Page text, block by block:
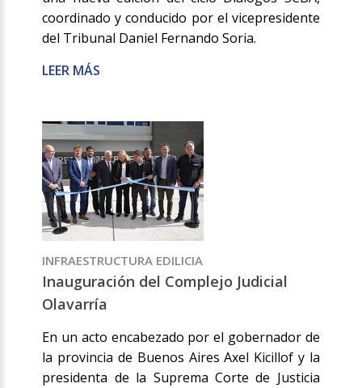
coordinado y conducido por el vicepresidente
del Tribunal Daniel Fernando Soria.
LEER MÁS
INFRAESTRUCTURA EDILICIA
Inauguración del Complejo Judicial
Olavarría
En un acto encabezado por el gobernador de
la provincia de Buenos Aires Axel Kicillof y la
presidenta de la Suprema Corte de Justicia